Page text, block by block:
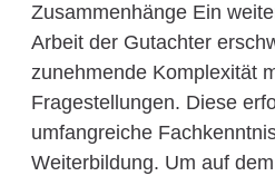
Zusammenhänge Ein
Arbeit der Gutachter
zunehmende Komplexität
Fragestellungen. Diese
umfangreiche
Weiterbildung. Um auf